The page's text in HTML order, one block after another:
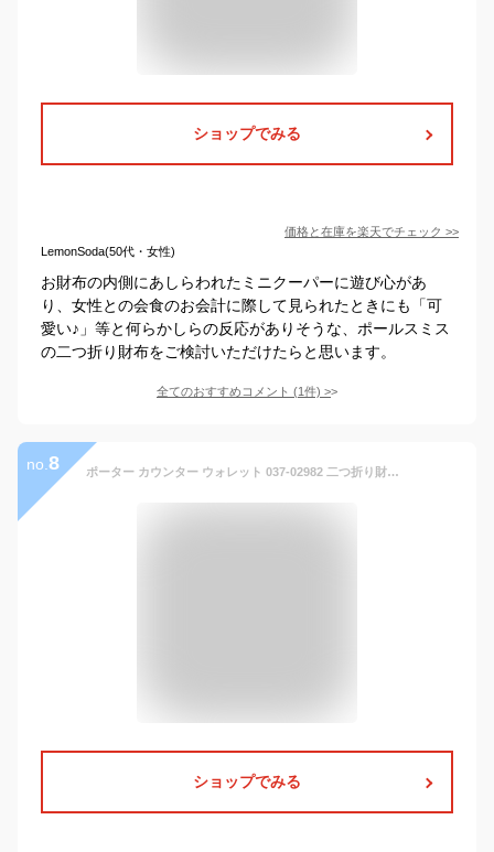
ショップでみる
価格と在庫を楽天でチェック >>
LemonSoda(50代・女性)
お財布の内側にあしらわれたミニクーパーに遊び心があ
り、女性との会食のお会計に際して見られたときにも「可
愛い♪」等と何らかしらの反応がありそうな、ポールスミス
の二つ折り財布をご検討いただけたらと思います。
全てのおすすめコメント (1件) >
no. 8 ポーター カウンター ウォレット 037-02982 二つ折り財布 吉田カバン PORTER COUNTER メンズ レディース ブランド 小銭入れあり カード 革 本革 お洒落 大人 かっこいい ビジネス 黒 ネイビー 30代 40代 50代 日本製
ショップでみる